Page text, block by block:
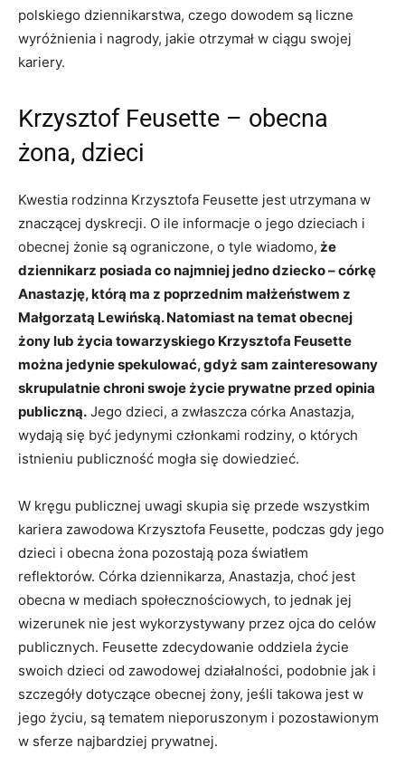
polskiego dziennikarstwa, czego dowodem są liczne
wyróżnienia i nagrody, jakie otrzymał w ciągu swojej
kariery.
Krzysztof Feusette – obecna
żona, dzieci
Kwestia rodzinna Krzysztofa Feusette jest utrzymana w
znaczącej dyskrecji. O ile informacje o jego dzieciach i
obecnej żonie są ograniczone, o tyle wiadomo, że
dziennikarz posiada co najmniej jedno dziecko – córkę
Anastazję, którą ma z poprzednim małżeństwem z
Małgorzatą Lewińską. Natomiast na temat obecnej
żony lub życia towarzyskiego Krzysztofa Feusette
można jedynie spekulować, gdyż sam zainteresowany
skrupulatnie chroni swoje życie prywatne przed opinia
publiczną. Jego dzieci, a zwłaszcza córka Anastazja,
wydają się być jedynymi członkami rodziny, o których
istnieniu publiczność mogła się dowiedzieć.
W kręgu publicznej uwagi skupia się przede wszystkim
kariera zawodowa Krzysztofa Feusette, podczas gdy jego
dzieci i obecna żona pozostają poza światłem
reflektorów. Córka dziennikarza, Anastazja, choć jest
obecna w mediach społecznościowych, to jednak jej
wizerunek nie jest wykorzystywany przez ojca do celów
publicznych. Feusette zdecydowanie oddziela życie
swoich dzieci od zawodowej działalności, podobnie jak i
szczegóły dotyczące obecnej żony, jeśli takowa jest w
jego życiu, są tematem nieporuszonym i pozostawionym
w sferze najbardziej prywatnej.